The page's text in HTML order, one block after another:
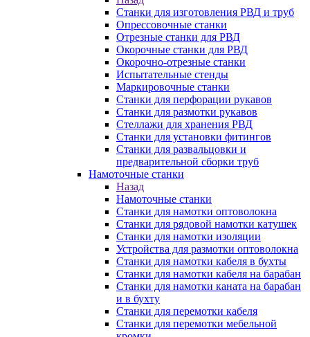
Станки для изготовления РВД и труб
Опрессовочные станки
Отрезные станки для РВД
Окорочные станки для РВД
Окорочно-отрезные станки
Испытательные стенды
Маркировочные станки
Станки для перфорации рукавов
Станки для размотки рукавов
Стеллажи для хранения РВД
Станки для установки фитингов
Станки для развальцовки и
предварительной сборки труб
Намоточные станки
Назад
Намоточные станки
Станки для намотки оптоволокна
Станки для рядовой намотки катушек
Станки для намотки изоляции
Устройства для размотки оптоволокна
Станки для намотки кабеля в бухты
Станки для намотки кабеля на барабан
Станки для намотки каната на барабан
и в бухту
Станки для перемотки кабеля
Станки для перемотки мебельной